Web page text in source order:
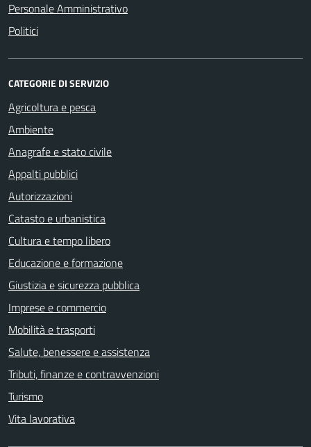
Personale Amministrativo
Politici
CATEGORIE DI SERVIZIO
Agricoltura e pesca
Ambiente
Anagrafe e stato civile
Appalti pubblici
Autorizzazioni
Catasto e urbanistica
Cultura e tempo libero
Educazione e formazione
Giustizia e sicurezza pubblica
Imprese e commercio
Mobilità e trasporti
Salute, benessere e assistenza
Tributi, finanze e contravvenzioni
Turismo
Vita lavorativa